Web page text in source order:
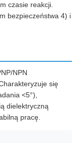
czasie reakcji.
bezpieczeństwa 4) i
NPN
się
<5°),
dielektryczną
pracę.